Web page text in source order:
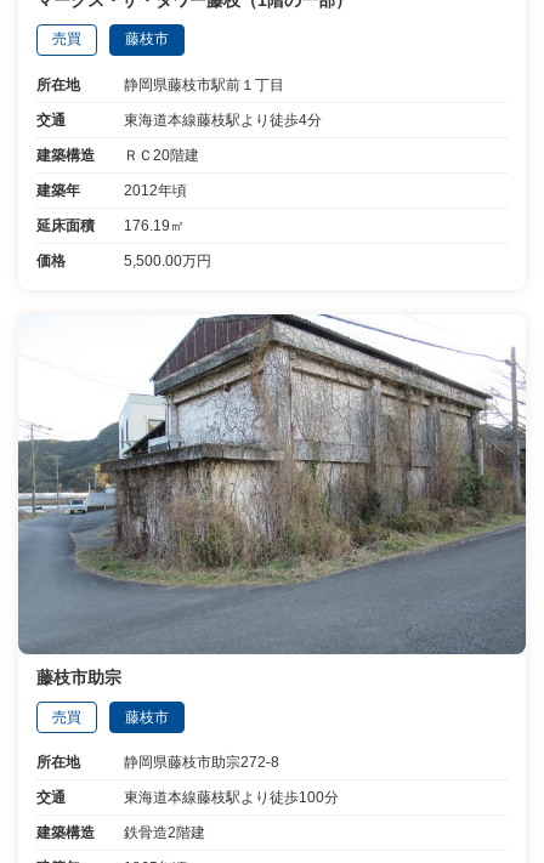
売買 藤枝市
所在地 静岡県藤枝市駅前１丁目
交通 東海道本線藤枝駅より徒歩4分
建築構造 ＲＣ20階建
建築年 2012年頃
延床面積 176.19㎡
価格 5,500.00万円
藤枝市助宗
売買 藤枝市
所在地 静岡県藤枝市助宗272-8
交通 東海道本線藤枝駅より徒歩100分
建築構造 鉄骨造2階建